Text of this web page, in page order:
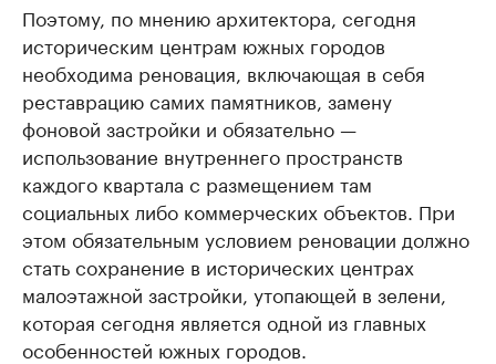
Поэтому, по мнению архитектора, сегодня
историческим центрам южных городов
необходима реновация, включающая в себя
реставрацию самих памятников, замену
фоновой застройки и обязательно —
использование внутреннего пространств
каждого квартала с размещением там
социальных либо коммерческих объектов. При
этом обязательным условием реновации должно
стать сохранение в исторических центрах
малоэтажной застройки, утопающей в зелени,
которая сегодня является одной из главных
особенностей южных городов.